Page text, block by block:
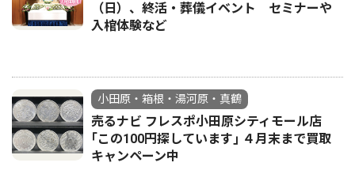
（日）、終活・葬儀イベント セミナーや
入棺体験など
小田原・箱根・湯河原・真鶴
売るナビ フレスポ小田原シティモール店
｢この100円探しています｣ ４月末まで買取
キャンペーン中